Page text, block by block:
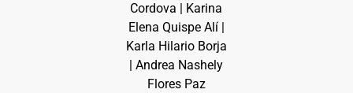
Cordova | Karina
Elena Quispe Alí |
Karla Hilario Borja
| Andrea Nashely
Flores Paz